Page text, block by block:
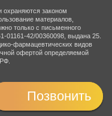
Позвонить
Позвонить
законом
материалов,
только с письменного
01161-42/00360098, выдана 25.
фармацевтических видов
офертой определяемой